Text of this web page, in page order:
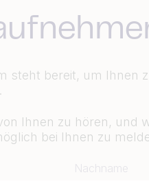
steht bereit, um Ihnen
Ihnen zu hören, und
bei Ihnen zu